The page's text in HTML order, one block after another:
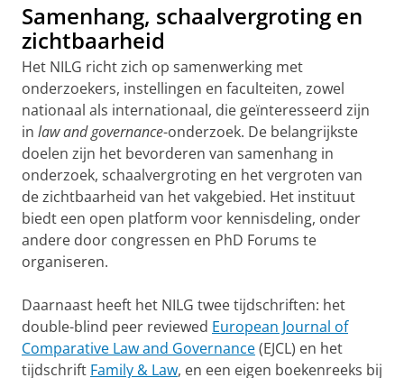
Samenhang, schaalvergroting en
zichtbaarheid
Het NILG richt zich op samenwerking met
onderzoekers, instellingen en faculteiten, zowel
nationaal als internationaal, die geïnteresseerd zijn
in law and governance-onderzoek. De belangrijkste
doelen zijn het bevorderen van samenhang in
onderzoek, schaalvergroting en het vergroten van
de zichtbaarheid van het vakgebied. Het instituut
biedt een open platform voor kennisdeling, onder
andere door congressen en PhD Forums te
organiseren.
Daarnaast heeft het NILG twee tijdschriften: het
double-blind peer reviewed European Journal of
Comparative Law and Governance(EJCL) en het
tijdschrift Family & Law, en een eigen boekenreeks bij